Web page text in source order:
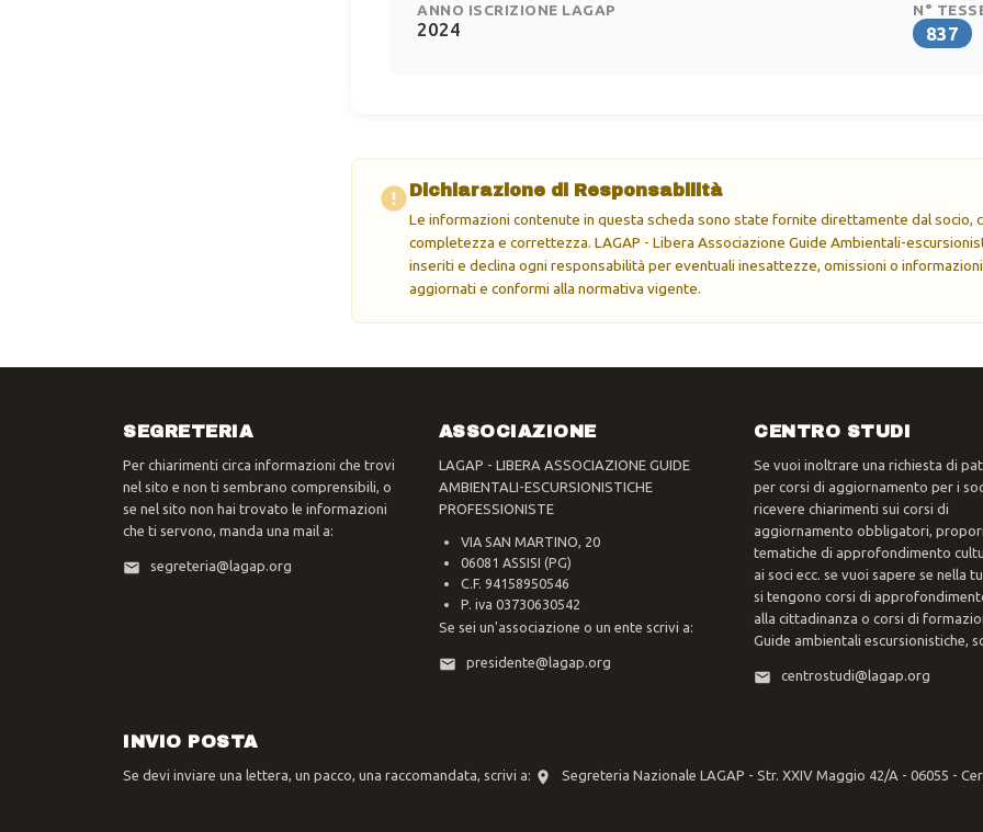
ANNO ISCRIZIONE LAGAP
2024
N°
837
Dichiarazione di Responsabilità
Le informazioni contenute in questa scheda sono state fornite direttamente dal socio,
completezza e correttezza. LAGAP - Libera Associazione Guide Ambientali-
inseriti e declina ogni responsabilità per eventuali inesattezze, omissioni o
aggiornati e conformi alla normativa vigente.
SEGRETERIA
Per chiarimenti circa informazioni che trovi
nel sito e non ti sembrano comprensibili, o
se nel sito non hai trovato le informazioni
che ti servono, manda una mail a:
segreteria@lagap.org
ASSOCIAZIONE
LAGAP - LIBERA ASSOCIAZIONE GUIDE
AMBIENTALI-ESCURSIONISTICHE
PROFESSIONISTE
VIA SAN MARTINO, 20
06081 ASSISI (PG)
C.F. 94158950546
P. iva 03730630542
Se sei un'associazione o un ente scrivi a:
presidente@lagap.org
CENTRO STUDI
Se vuoi inoltrare una richiesta di
per corsi di aggiornamento per i
ricevere chiarimenti sui corsi di
aggiornamento obbligatori,
tematiche di approfondimento
ai soci ecc. se vuoi sapere se nella
si tengono corsi di
alla cittadinanza o corsi di
Guide ambientali escursionistiche,
centrostudi@lagap.org
INVIO POSTA
Se devi inviare una lettera, un pacco, una raccomandata, scrivi a: Segreteria Nazionale LAGAP - Str. XXIV Maggio 42/A - 06055 -